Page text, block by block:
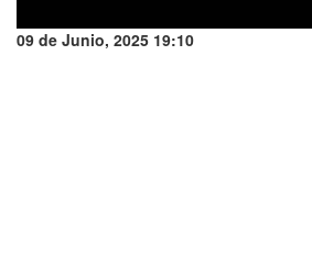
09 de Junio, 2025 19:10